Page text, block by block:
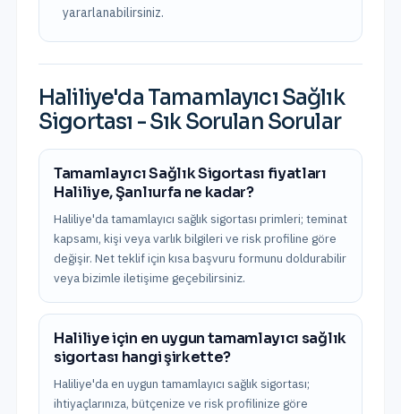
yararlanabilirsiniz.
Haliliye'da Tamamlayıcı Sağlık
Sigortası - Sık Sorulan Sorular
Tamamlayıcı Sağlık Sigortası fiyatları
Haliliye, Şanlıurfa ne kadar?
Haliliye'da tamamlayıcı sağlık sigortası primleri; teminat
kapsamı, kişi veya varlık bilgileri ve risk profiline göre
değişir. Net teklif için kısa başvuru formunu doldurabilir
veya bizimle iletişime geçebilirsiniz.
Haliliye için en uygun tamamlayıcı sağlık
sigortası hangi şirkette?
Haliliye'da en uygun tamamlayıcı sağlık sigortası;
ihtiyaçlarınıza, bütçenize ve risk profilinize göre